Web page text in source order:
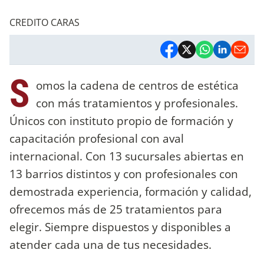
CREDITO CARAS
S omos la cadena de centros de estética
con más tratamientos y profesionales.
Únicos con instituto propio de formación y
capacitación profesional con aval
internacional. Con 13 sucursales abiertas en
13 barrios distintos y con profesionales con
demostrada experiencia, formación y calidad,
ofrecemos más de 25 tratamientos para
elegir. Siempre dispuestos y disponibles a
atender cada una de tus necesidades.